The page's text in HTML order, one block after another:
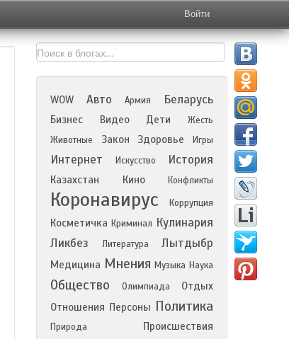
Войти
WOW Авто Армия Беларусь
Бизнес Видео Дети
Жесть
Животные
Закон Здоровье Игры
Интернет Искусство История
Казахстан Кино Конфликты
Коронавирус Коррупция
Косметичка Криминал Кулинария
Ликбез
Литература Лытдыбр
Медицина Мнения Музыка Наука
Общество Олимпиада
Отдых
Отношения Персоны Политика
Природа
Происшествия